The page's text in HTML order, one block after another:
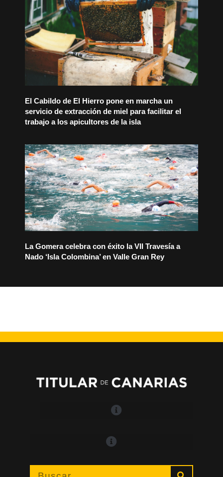
El Cabildo de El Hierro pone en marcha un
servicio de extracción de miel para facilitar el
trabajo a los apicultores de la isla
La Gomera celebra con éxito la VII Travesía a
Nado ‘Isla Colombina’ en Valle Gran Rey